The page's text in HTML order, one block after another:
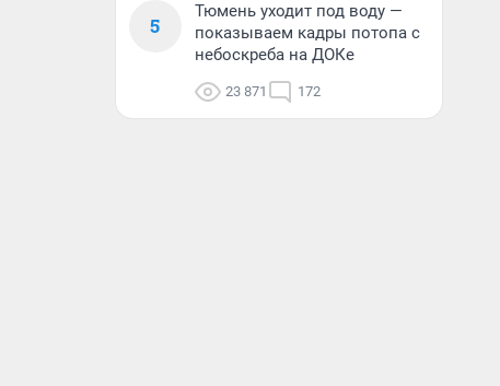
5
Тюмень уходит под воду —
показываем кадры потопа с
небоскреба на ДОКе
23 871 172